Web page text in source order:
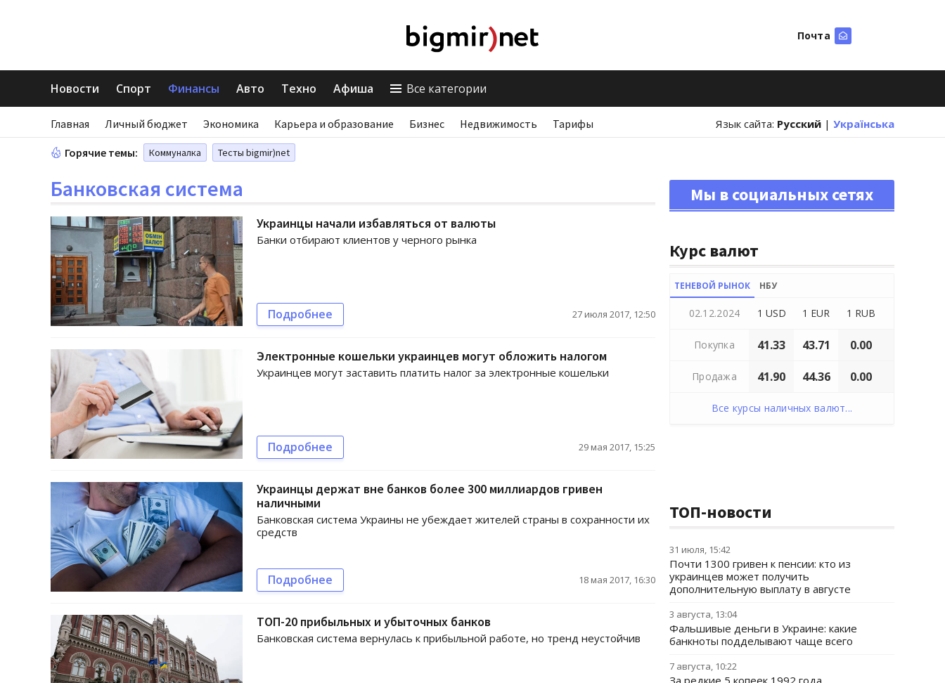
Почта
Новости Спорт Финансы Авто Техно Афиша Все категории
Главная Личный бюджет Экономика Карьера и образование Бизнес Недвижимость Тарифы Язык сайта: Русский | Українська
Горячие темы: Коммуналка Тесты bigmir)net
Банковская система
Украинцы начали избавляться от валюты
Банки отбирают клиентов у черного рынка
Подробнее 27 июля 2017, 12:50
Электронные кошельки украинцев могут обложить налогом
Украинцев могут заставить платить налог за электронные кошельки
Подробнее 29 мая 2017, 15:25
Украинцы держат вне банков более 300 миллиардов гривен
наличными
Банковская система Украины не убеждает жителей страны в сохранности их
средств
Подробнее 18 мая 2017, 16:30
ТОП-20 прибыльных и убыточных банков
Банковская система вернулась к прибыльной работе, но тренд неустойчив
Мы в социальных сетях
Курс валют
ТЕНЕВОЙ РЫНОК НБУ
02.12.2024 1 USD 1 EUR 1 RUB
Покупка 41.33 43.71 0.00
Продажа 41.90 44.36 0.00
Все курсы наличных валют...
ТОП-новости
31 июля, 15:42
Почти 1300 гривен к пенсии: кто из
украинцев может получить
дополнительную выплату в августе
3 августа, 13:04
Фальшивые деньги в Украине: какие
банкноты подделывают чаще всего
7 августа, 10:22
За редкие 5 копеек 1992 года